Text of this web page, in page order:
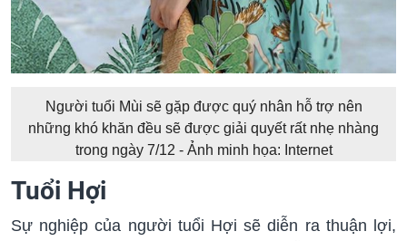
Người tuổi Mùi sẽ gặp được quý nhân hỗ trợ nên
những khó khăn đều sẽ được giải quyết rất nhẹ nhàng
trong ngày 7/12 - Ảnh minh họa: Internet
Tuổi Hợi
Sự nghiệp của người tuổi Hợi sẽ diễn ra thuận lợi,